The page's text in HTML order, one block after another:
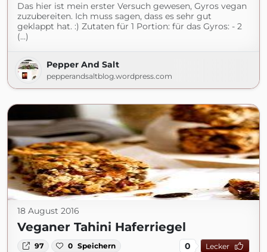
Das hier ist mein erster Versuch gewesen, Gyros vegan
zuzubereiten. Ich muss sagen, dass es sehr gut
geklappt hat. :) Zutaten für 1 Portion: für das Gyros: - 2
(...)
Pepper And Salt
pepperandsaltblog.wordpress.com
18 August 2016
Veganer Tahini Haferriegel
97 0 Speichern 0 Lecker